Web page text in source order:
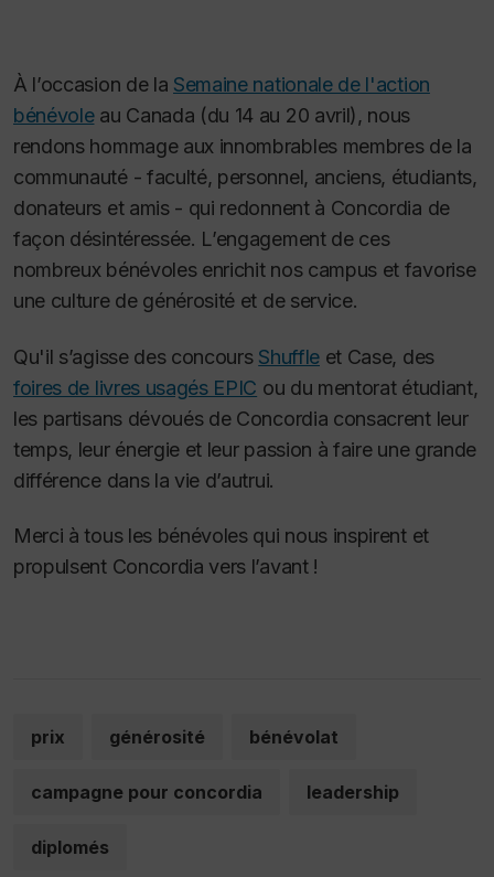
À l’occasion de la Semaine nationale de l'action
bénévoleau Canada (du 14 au 20 avril), nous
rendons hommage aux innombrables membres de la
communauté - faculté, personnel, anciens, étudiants,
donateurs et amis - qui redonnent à Concordia de
façon désintéressée. L’engagement de ces
nombreux bénévoles enrichit nos campus et favorise
une culture de générosité et de service.
Qu'il s’agisse des concours Shuffleet Case, des
foires de livres usagés EPIC ou du mentorat étudiant,
les partisans dévoués de Concordia consacrent leur
temps, leur énergie et leur passion à faire une grande
différence dans la vie d’autrui.
Merci à tous les bénévoles qui nous inspirent et
propulsent Concordia vers l’avant !
prix générosité bénévolat
campagne pour concordia leadership
diplomés